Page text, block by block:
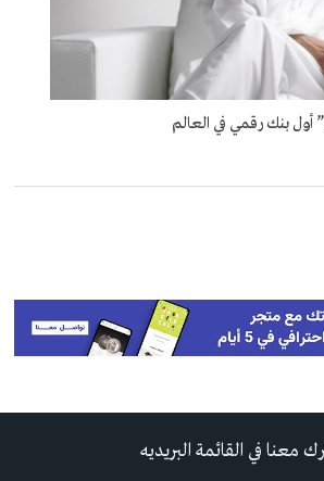
أول بنك رقمي في العالم
معنا في القائمة البريديه